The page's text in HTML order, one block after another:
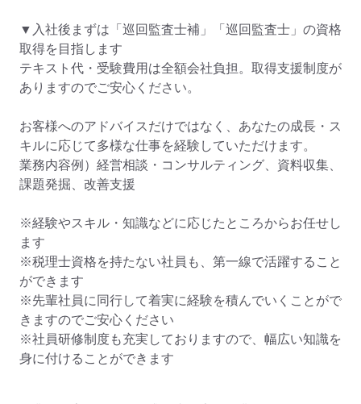
▼入社後まずは「巡回監査士補」「巡回監査士」の資格
取得を目指します
テキスト代・受験費用は全額会社負担。取得支援制度が
ありますのでご安心ください。
お客様へのアドバイスだけではなく、あなたの成長・ス
キルに応じて多様な仕事を経験していただけます。
業務内容例）経営相談・コンサルティング、資料収集、
課題発掘、改善支援
※経験やスキル・知識などに応じたところからお任せし
ます
※税理士資格を持たない社員も、第一線で活躍すること
ができます
※先輩社員に同行して着実に経験を積んでいくことがで
きますのでご安心ください
※社員研修制度も充実しておりますので、幅広い知識を
身に付けることができます